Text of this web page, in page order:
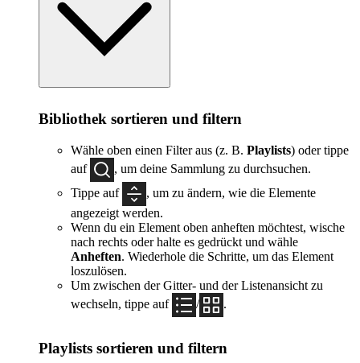
Bibliothek sortieren und filtern
Wähle oben einen Filter aus (z. B. Playlists) oder tippe
auf
, um deine Sammlung zu durchsuchen.
Tippe auf
, um zu ändern, wie die Elemente
angezeigt werden.
Wenn du ein Element oben anheften möchtest, wische
nach rechts oder halte es gedrückt und wähle
Anheften. Wiederhole die Schritte, um das Element
loszulösen.
Um zwischen der Gitter- und der Listenansicht zu
wechseln, tippe auf
/ .
Playlists sortieren und filtern